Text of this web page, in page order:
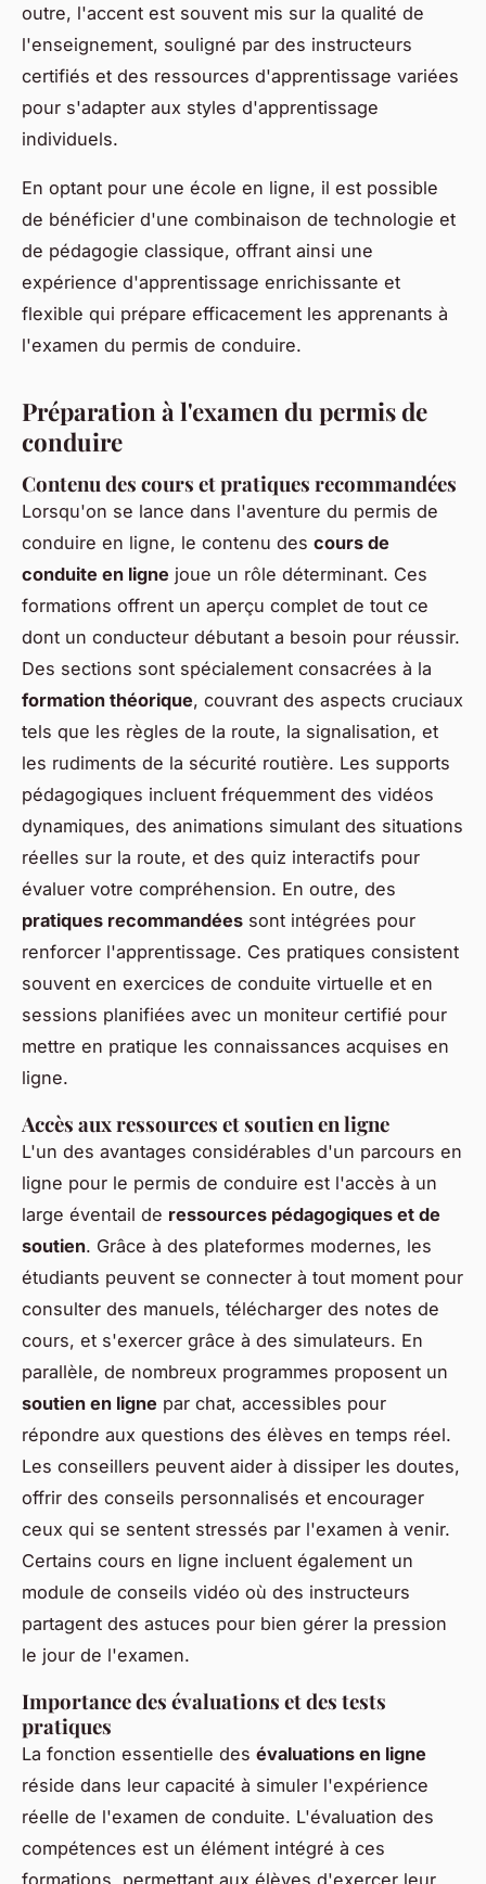
outre, l'accent est souvent mis sur la qualité de
l'enseignement, souligné par des instructeurs
certifiés et des ressources d'apprentissage variées
pour s'adapter aux styles d'apprentissage
individuels.
En optant pour une école en ligne, il est possible
de bénéficier d'une combinaison de technologie et
de pédagogie classique, offrant ainsi une
expérience d'apprentissage enrichissante et
flexible qui prépare efficacement les apprenants à
l'examen du permis de conduire.
Préparation à l'examen du permis de
conduire
Contenu des cours et pratiques recommandées
Lorsqu'on se lance dans l'aventure du permis de
conduire en ligne, le contenu des cours de
conduite en ligne joue un rôle déterminant. Ces
formations offrent un aperçu complet de tout ce
dont un conducteur débutant a besoin pour réussir.
Des sections sont spécialement consacrées à la
formation théorique, couvrant des aspects cruciaux
tels que les règles de la route, la signalisation, et
les rudiments de la sécurité routière. Les supports
pédagogiques incluent fréquemment des vidéos
dynamiques, des animations simulant des situations
réelles sur la route, et des quiz interactifs pour
évaluer votre compréhension. En outre, des
pratiques recommandées sont intégrées pour
renforcer l'apprentissage. Ces pratiques consistent
souvent en exercices de conduite virtuelle et en
sessions planifiées avec un moniteur certifié pour
mettre en pratique les connaissances acquises en
ligne.
Accès aux ressources et soutien en ligne
L'un des avantages considérables d'un parcours en
ligne pour le permis de conduire est l'accès à un
large éventail de ressources pédagogiques et de
soutien. Grâce à des plateformes modernes, les
étudiants peuvent se connecter à tout moment pour
consulter des manuels, télécharger des notes de
cours, et s'exercer grâce à des simulateurs. En
parallèle, de nombreux programmes proposent un
soutien en ligne par chat, accessibles pour
répondre aux questions des élèves en temps réel.
Les conseillers peuvent aider à dissiper les doutes,
offrir des conseils personnalisés et encourager
ceux qui se sentent stressés par l'examen à venir.
Certains cours en ligne incluent également un
module de conseils vidéo où des instructeurs
partagent des astuces pour bien gérer la pression
le jour de l'examen.
Importance des évaluations et des tests
pratiques
La fonction essentielle des évaluations en ligne
réside dans leur capacité à simuler l'expérience
réelle de l'examen de conduite. L'évaluation des
compétences est un élément intégré à ces
formations, permettant aux élèves d'exercer leur